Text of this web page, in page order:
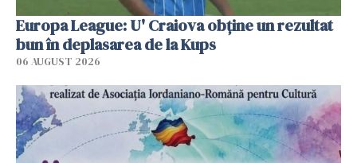
Europa League: U' Craiova obține un rezultat
bun în deplasarea de la Kups
06 AUGUST 2026